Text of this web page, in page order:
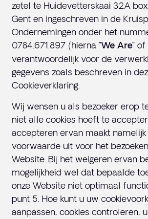
zetel te Huidevetterskaai 32A
Gent en ingeschreven in de
Ondernemingen onder het
0784.671.897 (hierna "We Are" of
verantwoordelijk voor de
gegevens zoals beschreven in
Cookieverklaring.
Wij wensen u als bezoeker erop
niet alle cookies hoeft te
accepteren ervan maakt namelijk
voorwaarde uit voor het
Website. Bij het weigeren ervan
mogelijkheid wel dat bepaalde
onze Website niet optimaal
punt 5. Hoe kunt u uw
aanpassen, cookies controleren,